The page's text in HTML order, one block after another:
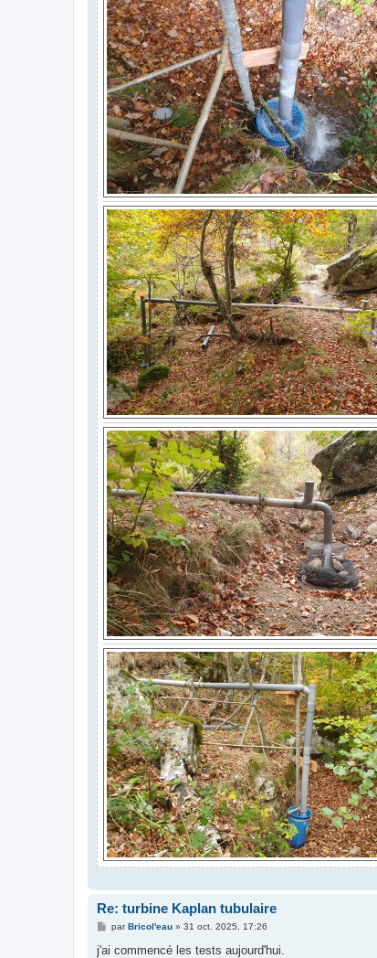
Re: turbine Kaplan tubulaire
M
s
parBricol'eau» 31 oct. 2025, 17:26
j'ai commencé les tests aujourd'hui.